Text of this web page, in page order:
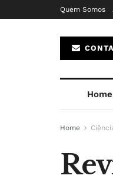
Quem Somos
Home
Home